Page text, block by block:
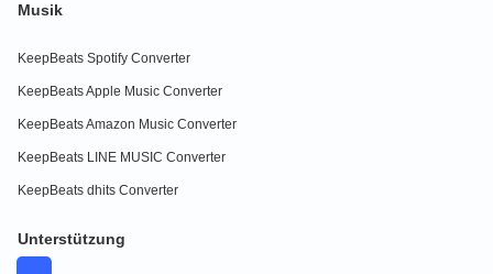
Musik
KeepBeats Spotify Converter
KeepBeats Apple Music Converter
KeepBeats Amazon Music Converter
KeepBeats LINE MUSIC Converter
KeepBeats dhits Converter
Unterstützung